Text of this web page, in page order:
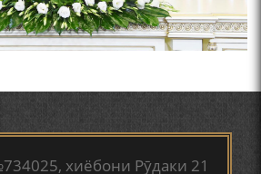
ИСМОИЛОВ.
ДАР ТАҲҚИҚИ ТОҶИДДИН
ЮСУФӢ ИНСТИТУТИ ЗАБОН
хиёбони Рӯдаки 21